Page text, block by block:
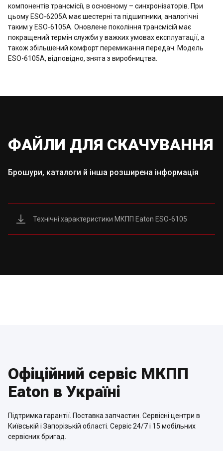
компонентів трансмісії, в основному – синхронізаторів. При
цьому ESO-6205A має шестерні та підшипники, аналогічні
таким у ESO-6105A. Оновлене покоління трансмісій має
покращений термін служби у важких умовах експлуатації, а
також збільшений комфорт перемикання передач. Модель
ESO-6105A, відповідно, знята з виробництва.
ФАЙЛИ ДЛЯ СКАЧУВАННЯ
Брошури, каталоги й інша розширена інформація
Технічні характеристики МКПП Eaton ESO-6105
Офіційний сервіс МКПП
Eaton в Україні
Підтримка гарантії. Поставка запчастин. Сервісні центри в
Київській і Запорізькій області. Сервіс 24/7 і 15 мобільних
сервісних бригад.